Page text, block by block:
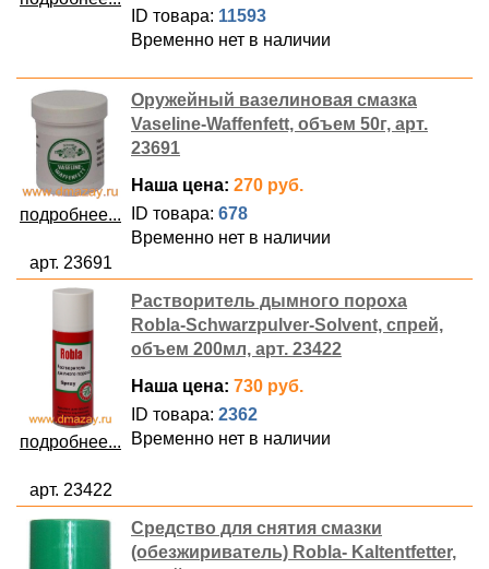
ID товара: 11593
Временно нет в наличии
подробнее...
арт. 23691
Оружейный вазелиновая смазка
Vaseline-Waffenfett, объем 50г, арт.
23691
Наша цена: 270 руб.
ID товара: 678
Временно нет в наличии
подробнее...
арт. 23422
Растворитель дымного пороха
Robla-Schwarzpulver-Solvent, спрей,
объем 200мл, арт. 23422
Наша цена: 730 руб.
ID товара: 2362
Временно нет в наличии
Средство для снятия смазки
(обезжириватель) Robla- Kaltentfetter,